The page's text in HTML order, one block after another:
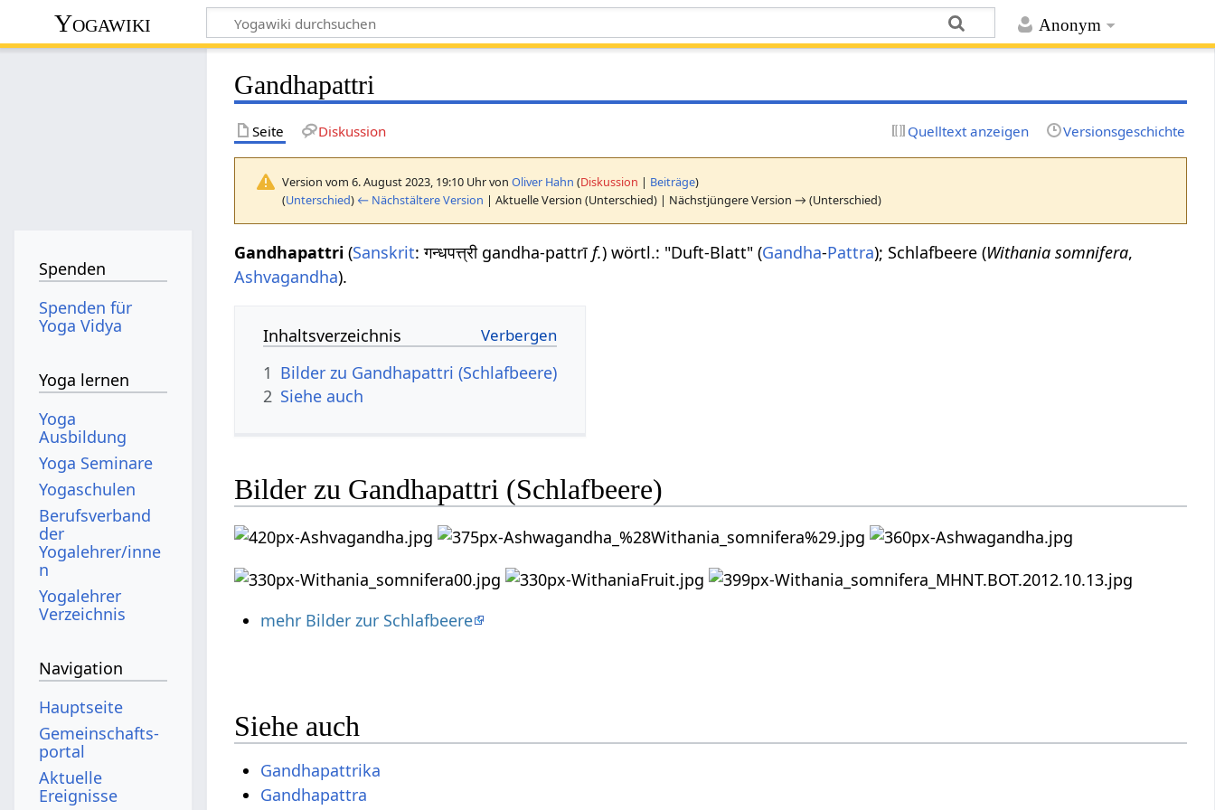
Anonym
Yogawiki
Gandhapattri
Seite Diskussion Quelltext anzeigen Versionsgeschichte
Version vom 6. August 2023, 19:10 Uhr vonOliver Hahn (Diskussion | Beiträge)
(Unterschied) ← Nächstältere Version | Aktuelle Version (Unterschied) | Nächstjüngere Version → (Unterschied)
Gandhapattri (Sanskrit: गन्धपत्त्री gandha-pattrī f.) wörtl.: "Duft-Blatt" (Gandha-Pattra); Schlafbeere (Withania somnifera,
Ashvagandha).
Inhaltsverzeichnis
1 Bilder zu Gandhapattri (Schlafbeere)
2 Siehe auch
Bilder zu Gandhapattri (Schlafbeere)
mehr Bilder zur Schlafbeere
Siehe auch
Gandhapattrika
Gandhapattra
Spenden
Spenden für
Yoga Vidya
Yoga lernen
Yoga
Ausbildung
Yoga Seminare
Yogaschulen
Berufsverband
der
Yogalehrer/inne
n
Yogalehrer
Verzeichnis
Navigation
Hauptseite
Gemeinschafts­
portal
Aktuelle
Ereignisse